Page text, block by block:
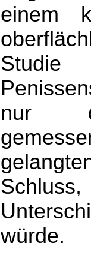
einem
nur
würde.